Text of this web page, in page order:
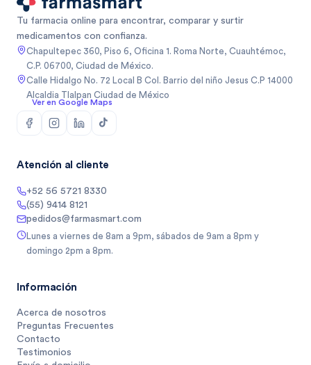
Tu farmacia online para encontrar, comparar y surtir
medicamentos con confianza.
Chapultepec 360, Piso 6, Oficina 1. Roma Norte, Cuauhtémoc,
C.P. 06700, Ciudad de México.
Calle Hidalgo No. 72 Local B Col. Barrio del niño Jesus C.P 14000
Alcaldia Tlalpan Ciudad de México
Ver en Google Maps
Atención al cliente
+52 56 5721 8330
(55) 9414 8121
pedidos@farmasmart.com
Lunes a viernes de 8am a 9pm, sábados de 9am a 8pm y
domingo 2pm a 8pm.
Información
Acerca de nosotros
Preguntas Frecuentes
Contacto
Testimonios